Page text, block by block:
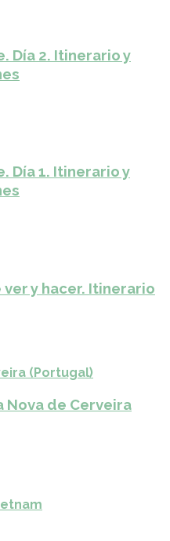
Día 2. Itinerario y
Día 1. Itinerario y
ver y hacer. Itinerario
(Portugal)
Nova de Cerveira